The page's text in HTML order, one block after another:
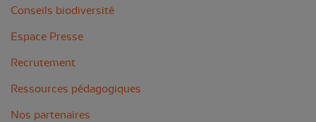
Conseils biodiversité
Espace Presse
Recrutement
Ressources pédagogiques
Nos partenaires